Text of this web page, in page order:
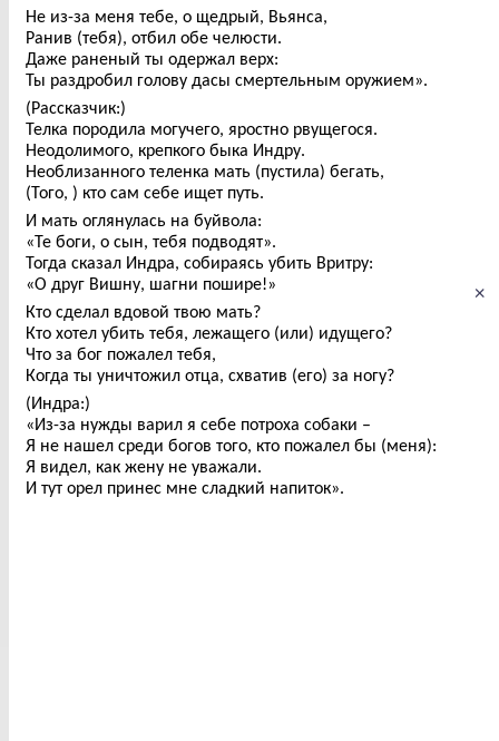
×
Не из-за меня тебе, о щедрый, Вьянса,
Ранив (тебя), отбил обе челюсти.
Даже раненый ты одержал верх:
Ты раздробил голову дасы смертельным оружием».
(Рассказчик:)
Телка породила могучего, яростно рвущегося.
Неодолимого, крепкого быка Индру.
Необлизанного теленка мать (пустила) бегать,
(Того, ) кто сам себе ищет путь.
И мать оглянулась на буйвола:
«Те боги, о сын, тебя подводят».
Тогда сказал Индра, собираясь убить Вритру:
«О друг Вишну, шагни пошире!»
Кто сделал вдовой твою мать?
Кто хотел убить тебя, лежащего (или) идущего?
Что за бог пожалел тебя,
Когда ты уничтожил отца, схватив (его) за ногу?
(Индра:)
«Из-за нужды варил я себе потроха собаки –
Я не нашел среди богов того, кто пожалел бы (меня):
Я видел, как жену не уважали.
И тут орел принес мне сладкий напиток».